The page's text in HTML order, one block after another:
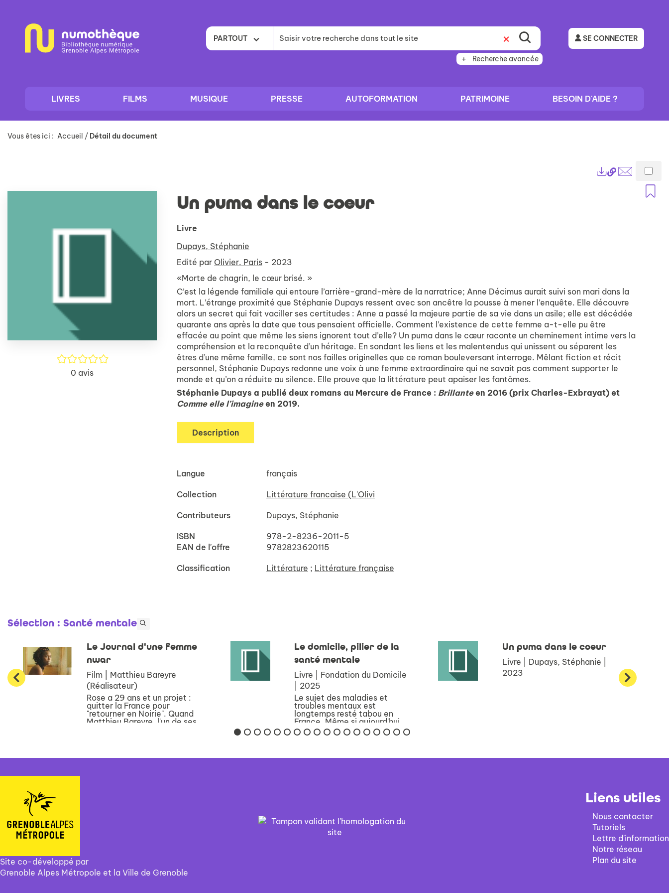
contenu
PARTOUT
Recherche avancée
SE CONNECTER
LIVRES FILMS MUSIQUE PRESSE AUTOFORMATION PATRIMOINE BESOIN D'AIDE ?
Vous êtes ici : Accueil / Détail du document
Lien
permanent
(Nouvelle
Envoyer
/5
0 avis
Un puma dans le coeur
Livre
Dupays, Stéphanie
Edité par Olivier. Paris - 2023
«Morte de chagrin, le cœur brisé. »
C’est la légende familiale qui entoure l’arrière-grand-mère de la narratrice; Anne Décimus aurait suivi son mari dans la
mort. L’étrange proximité que Stéphanie Dupays ressent avec son ancêtre la pousse à mener l’enquête. Elle découvre
alors un secret qui fait vaciller ses certitudes : Anne a passé la majeure partie de sa vie dans un asile; elle est décédée
quarante ans après la date que tous pensaient officielle. Comment l’existence de cette femme a-t-elle pu être
effacée au point que même les siens ignorent tout d’elle? Un puma dans le cœur raconte un cheminement intime vers la
compréhension et la reconquête d’un héritage. En sondant les liens et les malentendus qui unissent ou séparent les
êtres d’une même famille, ce sont nos failles originelles que ce roman bouleversant interroge. Mêlant fiction et récit
personnel, Stéphanie Dupays redonne une voix à une femme extraordinaire qui ne savait pas comment supporter le
monde et qu’on a réduite au silence. Elle prouve que la littérature peut apaiser les fantômes.
Stéphanie Dupays a publié deux romans au Mercure de France : Brillanteen 2016 (prix Charles-Exbrayat) et
Comme elle l’imagineen 2019.
Description
Langue français
Collection Littérature francaise (L'Olivi
Contributeurs Dupays, Stéphanie
ISBN
978-2-8236-2011-5
EAN de l'offre
9782823620115
Classification Littérature ; Littérature française
Sélection : Santé mentale
Le Journal d'une femme
nwar
Film | Matthieu Bareyre
(Réalisateur)
Rose a 29 ans et un projet :
quitter la France pour
"retourner en Noirie". Quand
Matthieu Bareyre, l'un de ses
Le domicile, pilier de la
santé mentale
Livre | Fondation du Domicile
| 2025
Le sujet des maladies et
troubles mentaux est
longtemps resté tabou en
France. Même si aujourd'hui,
la parole tend à se libérer
dans le débat public sur ces
Un puma dans le coeur
Livre | Dupays, Stéphanie |
2023
Site co-développé par
Grenoble Alpes Métropole et la Ville de Grenoble
Liens utiles
Nous contacter
Tutoriels
Lettre d'information
Notre réseau
Plan du site